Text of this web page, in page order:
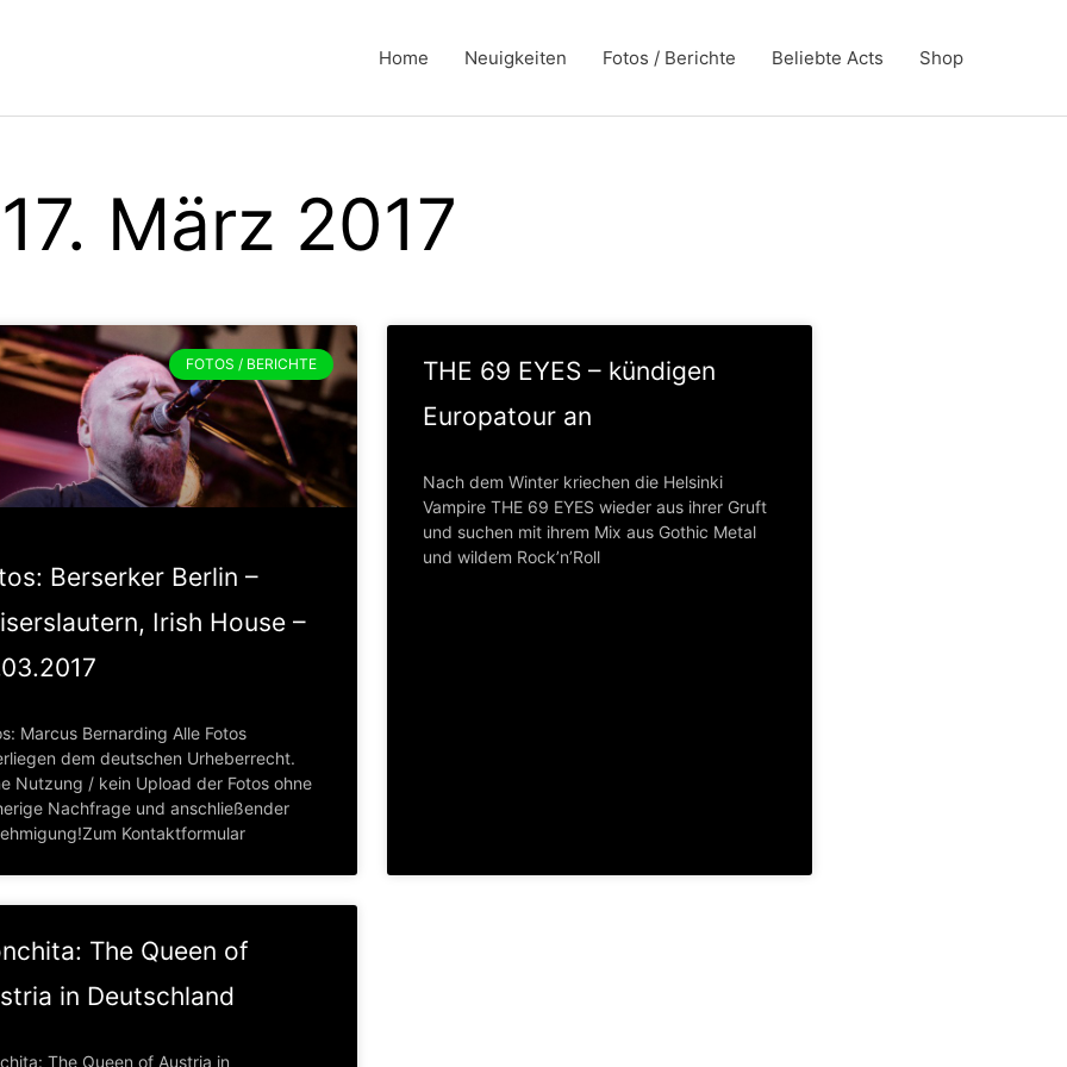
Home Neuigkeiten Fotos / Berichte Beliebte Acts Shop
März 2017
FOTOS / BERICHTE
Berserker Berlin –
Irish House –
Marcus Bernarding Alle Fotos
dem deutschen Urheberrecht.
Nutzung / kein Upload der Fotos ohne
Nachfrage und anschließender
Kontaktformular
THE 69 EYES – kündigen
Europatour an
Nach dem Winter kriechen die Helsinki
Vampire THE 69 EYES wieder aus ihrer Gruft
und suchen mit ihrem Mix aus Gothic Metal
und wildem Rock’n’Roll
The Queen of
in Deutschland
The Queen of Austria in